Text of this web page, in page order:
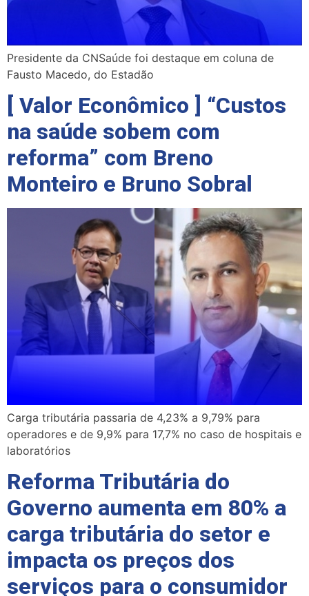
Presidente da CNSaúde foi destaque em coluna de
Fausto Macedo, do Estadão
[ Valor Econômico ] “Custos
na saúde sobem com
reforma” com Breno
Monteiro e Bruno Sobral
Carga tributária passaria de 4,23% a 9,79% para
operadores e de 9,9% para 17,7% no caso de hospitais e
laboratórios
Reforma Tributária do
Governo aumenta em 80% a
carga tributária do setor e
impacta os preços dos
serviços para o consumidor